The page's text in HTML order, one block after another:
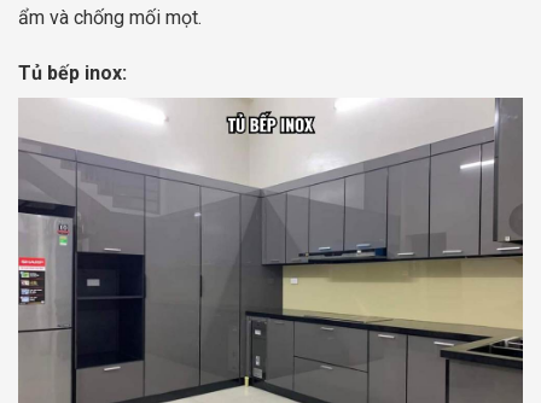
ẩm và chống mối mọt.
Tủ bếp inox: